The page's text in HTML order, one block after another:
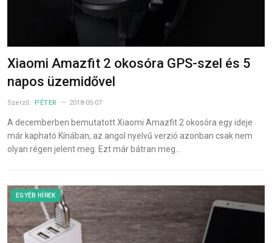
Xiaomi Amazfit 2 okosóra GPS-szel és 5
napos üzemidővel
Szerző: PÉTER 2018-05-07
A decemberben bemutatott Xiaomi Amazfit 2 okosóra egy ideje
már kapható Kínában, az angol nyelvű verzió azonban csak nem
olyan régen jelent meg. Ezt már bátran meg…
EGYÉB HÍREK